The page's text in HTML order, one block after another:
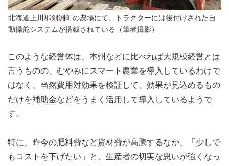
北海道上川郡剣淵町の農場にて。トラクターには後付けされた自
動操舵システムが搭載されている（筆者撮影）
このような経営体は、本州などに比べれば大規模経営とは
言うものの、むやみにスマート農業を導入しているわけで
はなく、当然費用対効果を検証して、効果が見込めるもの
だけを補助金などをうまく活用して導入しているようで
す。
特に、昨今の肥料費など資材費が高騰するなか、「少しで
もコストを下げたい」と、生産者の切実な思いが強くなっ